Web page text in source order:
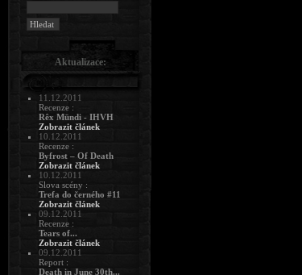
Aktualizace:
11.12.2011
Recenze :
Rêx Mündi - IHVH
Zobrazit článek
10.12.2011
Recenze :
Byfrost – Of Death
Zobrazit článek
10.12.2011
Slova scény :
Trefa do černého #11
Zobrazit článek
09.12.2011
Recenze :
Tears of...
Zobrazit článek
09.12.2011
Report :
Death in June 30th...